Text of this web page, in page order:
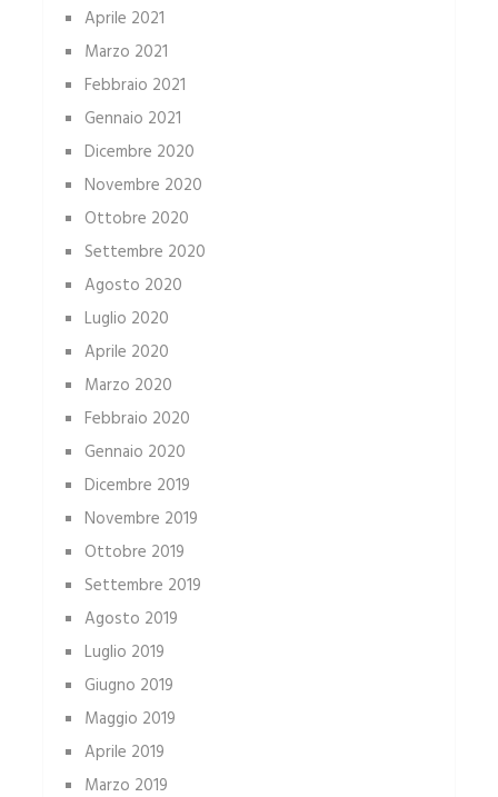
Aprile 2021
Marzo 2021
Febbraio 2021
Gennaio 2021
Dicembre 2020
Novembre 2020
Ottobre 2020
Settembre 2020
Agosto 2020
Luglio 2020
Aprile 2020
Marzo 2020
Febbraio 2020
Gennaio 2020
Dicembre 2019
Novembre 2019
Ottobre 2019
Settembre 2019
Agosto 2019
Luglio 2019
Giugno 2019
Maggio 2019
Aprile 2019
Marzo 2019